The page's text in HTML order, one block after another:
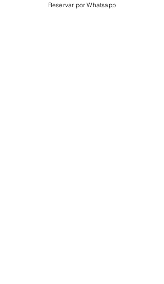
Reservar por Whatsapp